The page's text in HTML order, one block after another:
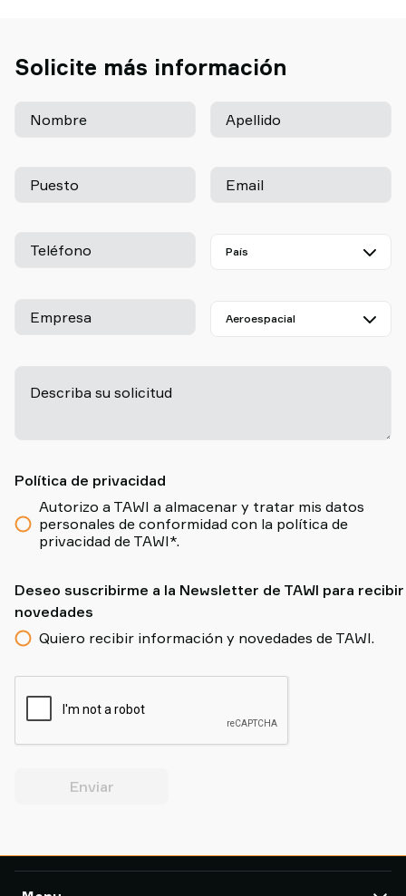
Solicite más información
Nombre Apellido
Puesto Email
Teléfono
Empresa
Describa su solicitud
Política de privacidad
Autorizo a TAWI a almacenar y tratar mis datos
personales de conformidad con la política de
privacidad de TAWI*.
Deseo suscribirme a la Newsletter de TAWI para recibir
novedades
Quiero recibir información y novedades de TAWI.
Enviar